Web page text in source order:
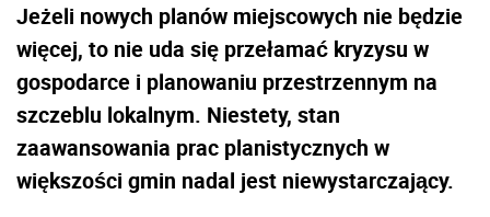
Jeżeli nowych planów miejscowych nie będzie
więcej, to nie uda się przełamać kryzysu w
gospodarce i planowaniu przestrzennym na
szczeblu lokalnym. Niestety, stan
zaawansowania prac planistycznych w
większości gmin nadal jest niewystarczający.